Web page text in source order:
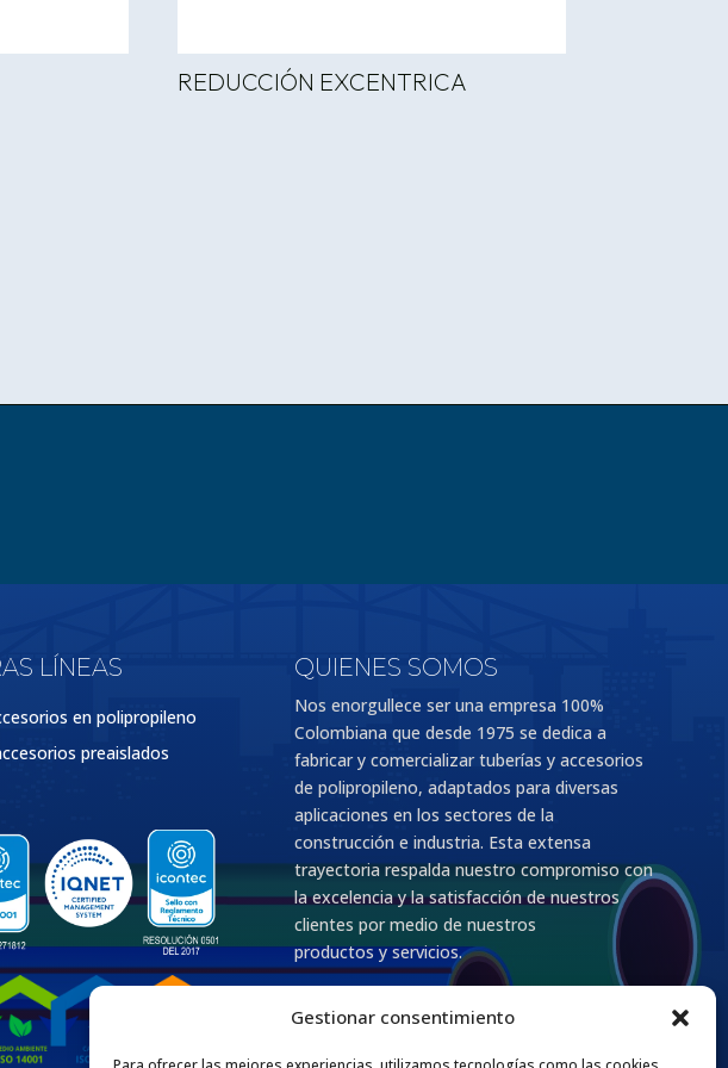
Gestionar consentimiento
REDUCCIÓN EXCENTRICA
LÍNEAS
en polipropileno
preaislados
QUIENES SOMOS
Nos enorgullece ser una empresa 100%
Colombiana que desde 1975 se dedica a
fabricar y comercializar tuberías y accesorios
de polipropileno, adaptados para diversas
aplicaciones en los sectores de la
construcción e industria. Esta extensa
trayectoria respalda nuestro compromiso con
la excelencia y la satisfacción de nuestros
clientes por medio de nuestros
productos y servicios.